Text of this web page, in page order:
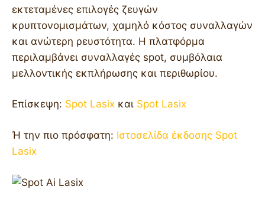
εκτεταμένες επιλογές ζευγών
κρυπτονομισμάτων, χαμηλό κόστος συναλλαγών
και ανώτερη ρευστότητα. Η πλατφόρμα
περιλαμβάνει συναλλαγές spot, συμβόλαια
μελλοντικής εκπλήρωσης και περιθωρίου.
Επίσκεψη: Spot Lasix και Spot Lasix
Ή την πιο πρόσφατη: Ιστοσελίδα έκδοσης Spot
Lasix